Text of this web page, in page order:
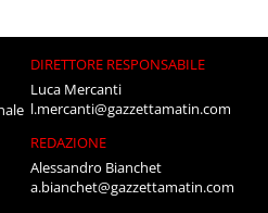
DIRETTORE RESPONSABILE
Luca Mercanti
l.mercanti@gazzettamatin.com
REDAZIONE
Alessandro Bianchet
a.bianchet@gazzettamatin.com